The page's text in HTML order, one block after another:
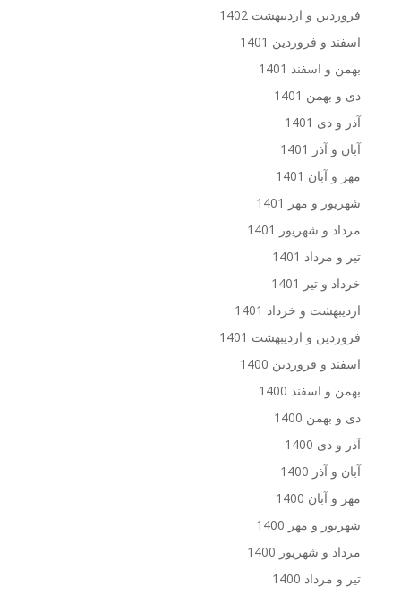
فروردین و اردیبهشت 1402
اسفند و فروردین 1401
بهمن و اسفند 1401
دی و بهمن 1401
آذر و دی 1401
آبان و آذر 1401
مهر و آبان 1401
شهریور و مهر 1401
مرداد و شهریور 1401
تیر و مرداد 1401
خرداد و تیر 1401
اردیبهشت و خرداد 1401
فروردین و اردیبهشت 1401
اسفند و فروردین 1400
بهمن و اسفند 1400
دی و بهمن 1400
آذر و دی 1400
آبان و آذر 1400
مهر و آبان 1400
شهریور و مهر 1400
مرداد و شهریور 1400
تیر و مرداد 1400